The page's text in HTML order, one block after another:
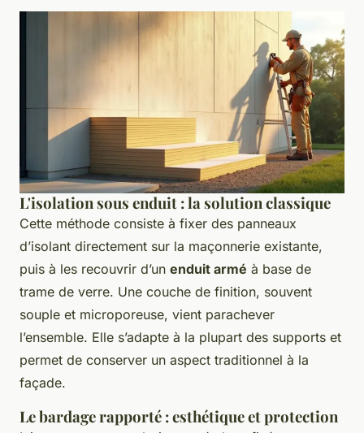
L'isolation sous enduit : la solution classique
Cette méthode consiste à fixer des panneaux
d’isolant directement sur la maçonnerie existante,
puis à les recouvrir d’un enduit armé à base de
trame de verre. Une couche de finition, souvent
souple et microporeuse, vient parachever
l’ensemble. Elle s’adapte à la plupart des supports et
permet de conserver un aspect traditionnel à la
façade.
Le bardage rapporté : esthétique et protection